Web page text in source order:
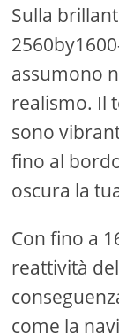
Sulla
assumono
realismo. Il
sono
fino al
oscura la
Con fino a
reattività
come la